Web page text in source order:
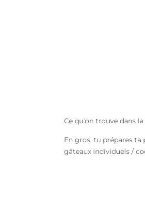
Ce qu’on trouve dans
En gros, tu prépares ta
gâteaux individuels /